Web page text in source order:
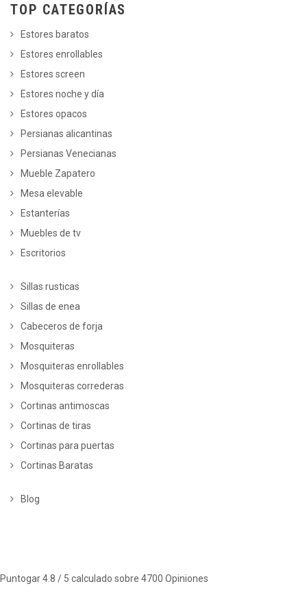
TOP CATEGORÍAS
Estores baratos
Estores enrollables
Estores screen
Estores noche y día
Estores opacos
Persianas alicantinas
Persianas Venecianas
Mueble Zapatero
Mesa elevable
Estanterías
Muebles de tv
Escritorios
Sillas rusticas
Sillas de enea
Cabeceros de forja
Mosquiteras
Mosquiteras enrollables
Mosquiteras correderas
Cortinas antimoscas
Cortinas de tiras
Cortinas para puertas
Cortinas Baratas
Blog
Puntogar4.8 / 5 calculado sobre 4700 Opiniones